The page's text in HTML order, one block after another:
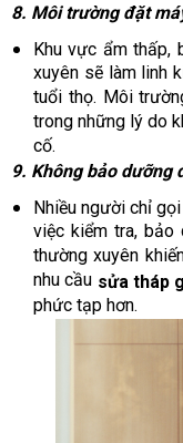
8. Môi trường đặt
Khu vực ẩm thấp,
xuyên sẽ làm linh
tuổi thọ. Môi
trong những lý do
cố.
9. Không bảo dưỡng
Nhiều người chỉ
việc kiểm tra,
thường xuyên
nhu cầu sửa tháp
phức tạp hơn.